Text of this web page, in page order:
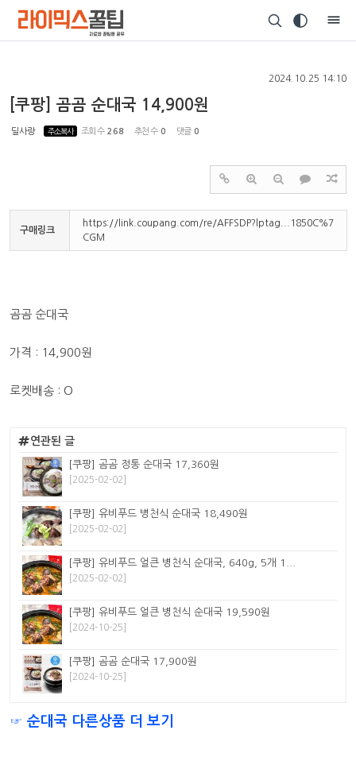
2024.10.25 14:10
[쿠팡] 곰곰 순대국 14,900원
딜사랑 주소복사 조회 수 268 추천 수 0 댓글 0
구매링크
https://link.coupang.com/re/AFFSDP?lptag...1850C%7
CGM
곰곰 순대국
가격 : 14,900원
로켓배송 : O
연관된 글
[쿠팡] 곰곰 정통 순대국 17,360원
[2025-02-02]
[쿠팡] 유비푸드 병천식 순대국 18,490원
[2025-02-02]
[쿠팡] 유비푸드 얼큰 병천식 순대국, 640g, 5개 1...
[2025-02-02]
[쿠팡] 유비푸드 얼큰 병천식 순대국 19,590원
[2024-10-25]
[쿠팡] 곰곰 순대국 17,900원
[2024-10-25]
☞ 순대국 다른상품 더 보기
Sketchbook5, 스케치북5
Sketchbook5, 스케치북5